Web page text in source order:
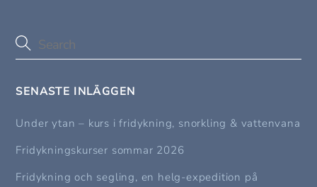
SENASTE INLÄGGEN
Under ytan – kurs i fridykning, snorkling & vattenvana
Fridykningskurser sommar 2026
Fridykning och segling, en helg-expedition på